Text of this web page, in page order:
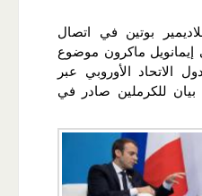
بوتين في اتصال
ماكرون موضوع
الاتحاد الأوروبي عبر
بيان للكرملين صادر في